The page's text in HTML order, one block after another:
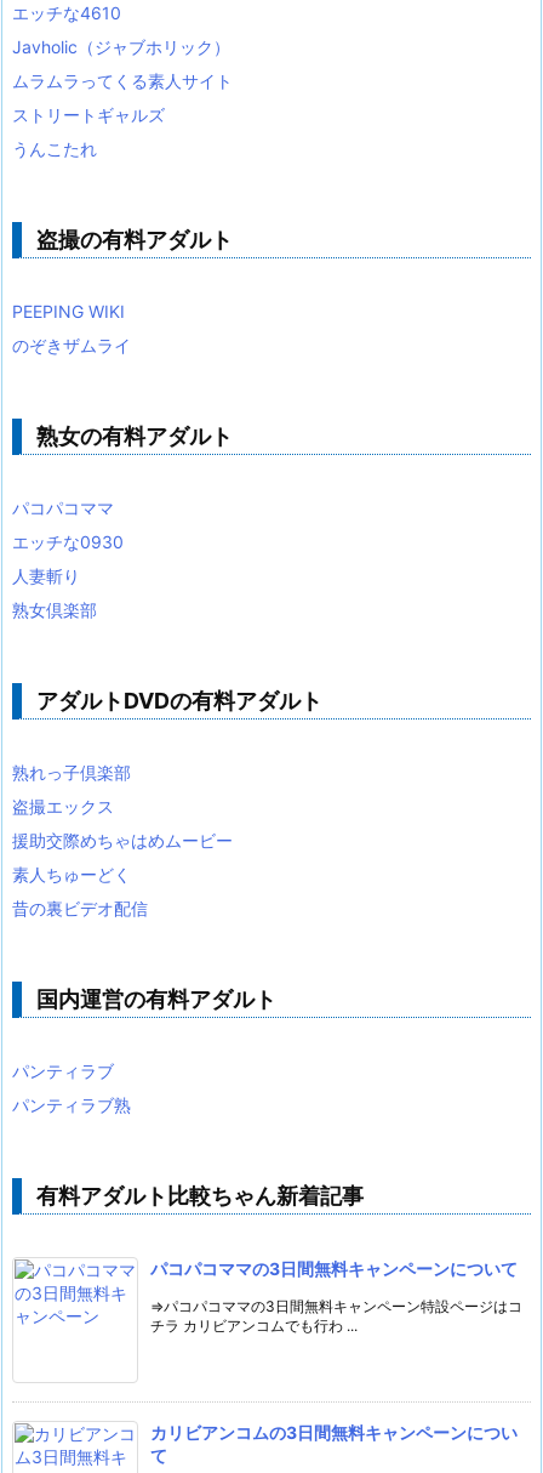
エッチな4610
Javholic（ジャブホリック）
ムラムラってくる素人サイト
ストリートギャルズ
うんこたれ
盗撮の有料アダルト
PEEPING WIKI
のぞきザムライ
熟女の有料アダルト
パコパコママ
エッチな0930
人妻斬り
熟女倶楽部
アダルトDVDの有料アダルト
熟れっ子倶楽部
盗撮エックス
援助交際めちゃはめムービー
素人ちゅーどく
昔の裏ビデオ配信
国内運営の有料アダルト
パンティラブ
パンティラブ熟
有料アダルト比較ちゃん新着記事
パコパコママの3日間無料キャンペーンについて
⇒パコパコママの3日間無料キャンペーン特設ページはコ
チラ カリビアンコムでも行わ ...
カリビアンコムの3日間無料キャンペーンについ
て